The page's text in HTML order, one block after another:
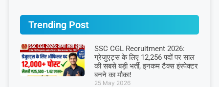
Trending Post
SSC CGL Recruitment 2026:
ग्रेजुएट्स के लिए 12,256 पदों पर साल
की सबसे बड़ी भर्ती, इनकम टैक्स इंस्पेक्टर
बनने का मौका!
25 May 2026